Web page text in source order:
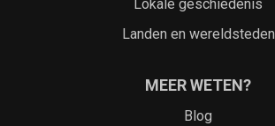
Lokale geschiedenis
Landen en wereldsteden
MEER WETEN?
Blog